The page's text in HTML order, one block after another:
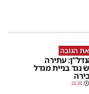
הגובה
עתירה
נגד בניית מגדל
22:20